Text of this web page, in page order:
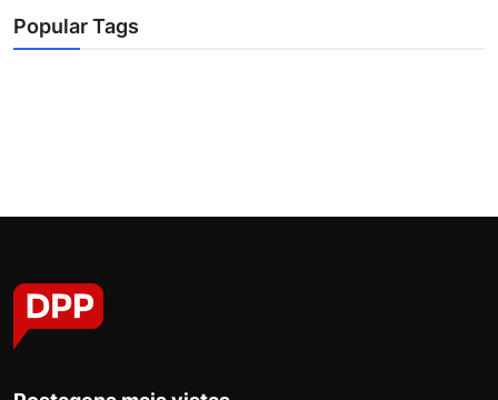
Popular Tags